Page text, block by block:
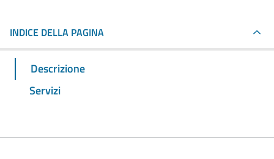
INDICE DELLA PAGINA
Descrizione
Servizi